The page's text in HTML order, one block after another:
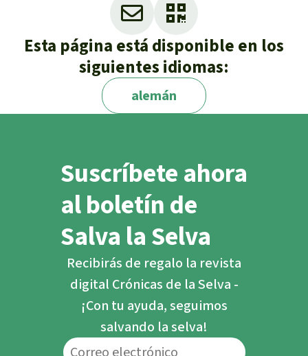
Esta página está disponible en los
siguientes idiomas:
alemán
Suscríbete ahora
al boletín de
Salva la Selva
Recibirás de regalo la revista
digital Crónicas de la Selva -
¡Con tu ayuda, seguimos
salvando la selva!